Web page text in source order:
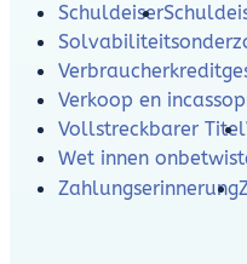
Schuldeiser
Verkoop en
Vollstreckbarer Titel
Wet innen
Zahlungserinnerung